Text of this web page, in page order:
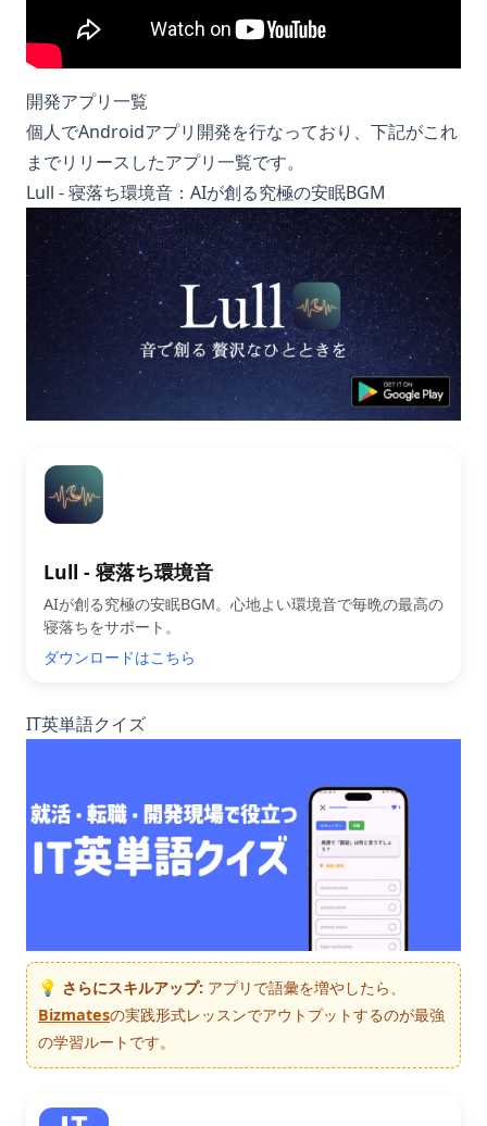
開発アプリ一覧
個人でAndroidアプリ開発を行なっており、下記がこれ
までリリースしたアプリ一覧です。
Lull - 寝落ち環境音：AIが創る究極の安眠BGM
Lull - 寝落ち環境音
AIが創る究極の安眠BGM。心地よい環境音で毎晩の最高の
寝落ちをサポート。
ダウンロードはこちら
IT英単語クイズ
💡 さらにスキルアップ: アプリで語彙を増やしたら、
Bizmatesの実践形式レッスンでアウトプットするのが最強
の学習ルートです。